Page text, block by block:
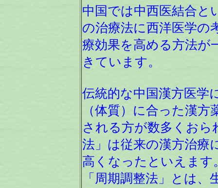
中国では中西医結合と
の治療法に西洋医学の
療効果を高める方法が
きています。
伝統的な中国漢方医学
（体質）に合った漢
される方が数多くおら
法」は従来の漢方治療
高くなったといえます
「周期調整法」とは